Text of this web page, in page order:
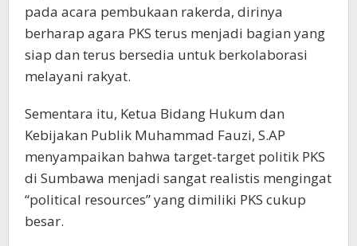
pada acara pembukaan rakerda, dirinya
berharap agara PKS terus menjadi bagian yang
siap dan terus bersedia untuk berkolaborasi
melayani rakyat.
Sementara itu, Ketua Bidang Hukum dan
Kebijakan Publik Muhammad Fauzi, S.AP
menyampaikan bahwa target-target politik PKS
di Sumbawa menjadi sangat realistis mengingat
“political resources” yang dimiliki PKS cukup
besar.